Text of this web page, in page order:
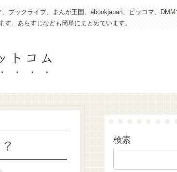
ックライブ、まんが王国、ebookjapan、ピッコマ、DMM
。あらすじなども簡単にまとめています。
トコム
検索